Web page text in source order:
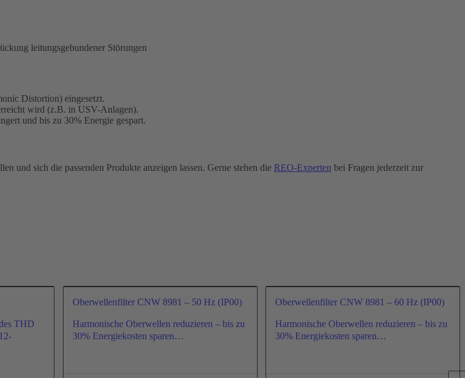
leitungsgebundener Störungen
Distortion) eingesetzt.
wird (z.B. in USV-Anlagen).
und bis zu 30% Energie gespart.
und sich die passenden Produkte anzeigen lassen. Gerne stehen die REO-Experten bei Fragen jederzeit zur
THD
Oberwellenfilter CNW 8981 – 50 Hz (IP00)
Harmonische Oberwellen reduzieren – bis zu
30% Energiekosten sparen…
Oberwellenfilter CNW 8981 – 60 Hz (IP00)
Harmonische Oberwellen reduzieren – bis zu
30% Energiekosten sparen…